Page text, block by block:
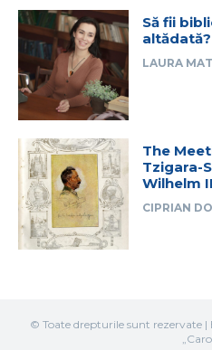
Să fii
altădată?
LAURA
The
Tzigara-
Wilhelm
CIPRIAN
© Toate drepturile sunt rezervate